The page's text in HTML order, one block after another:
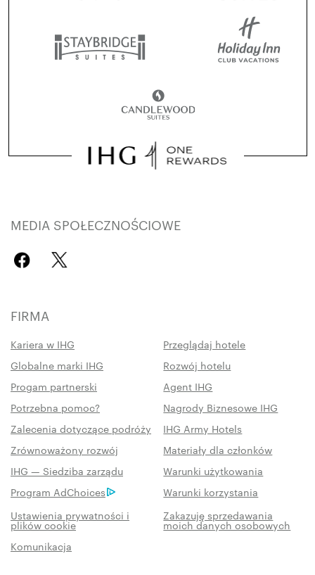
MEDIA SPOŁECZNOŚCIOWE
FIRMA
Kariera w IHG
Przeglądaj hotele
Globalne marki IHG
Rozwój hotelu
Progam partnerski
Agent IHG
Potrzebna pomoc?
Nagrody Biznesowe IHG
Zalecenia dotyczące podróży
IHG Army Hotels
Zrównoważony rozwój
Materiały dla członków
IHG — Siedziba zarządu
Warunki użytkowania
Program AdChoices
Warunki korzystania
Ustawienia prywatności i
plików cookie
Zakazuję sprzedawania
moich danych osobowych
Komunikacja